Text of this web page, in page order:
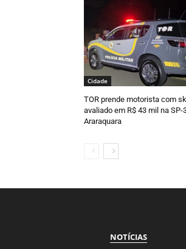
Cidade
TOR prende motorista com
avaliado em R$ 43 mil na SP-
Araraquara
NOTÍCIAS